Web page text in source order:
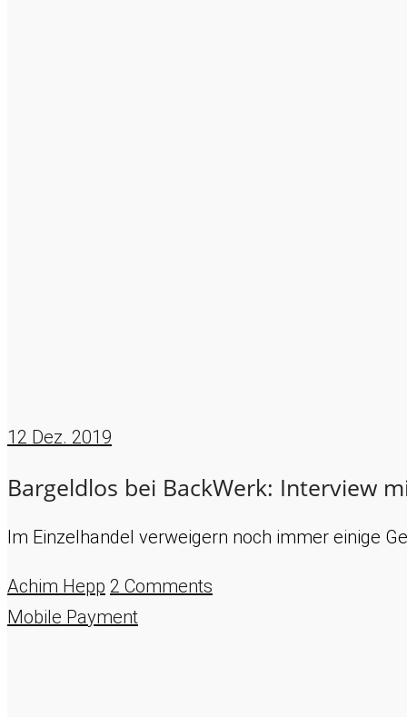
12 Dez. 2019
Bargeldlos bei BackWerk: Interview
Im Einzelhandel verweigern noch immer einige
Achim Hepp 2 Comments
Mobile Payment